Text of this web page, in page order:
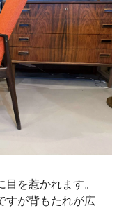
を惹かれます。
すが背もたれが広